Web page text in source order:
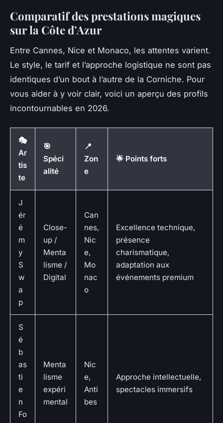
Comparatif des prestations magiques
sur la Côte d’Azur
Entre Cannes, Nice et Monaco, les attentes varient.
Le style, le tarif et l’approche logistique ne sont pas
identiques d’un bout à l’autre de la Corniche. Pour
vous aider à y voir clair, voici un aperçu des profils
incontournables en 2026.
🎭
Ar
tis
te
🎯
Spéci
alité
📍
Zon
e
🌟 Points forts
J
ér
é
m
y
S
w
a
p
Close-
up /
Menta
lisme /
Digital
Can
nes,
Nic
e,
Mo
nac
o
Excellence technique,
présence
charismatique,
adaptation aux
événements premium
S
é
b
as
ti
e
n
Fo
Menta
lisme
expéri
mental
Nic
e,
Anti
bes
Approche intellectuelle,
spectacles immersifs